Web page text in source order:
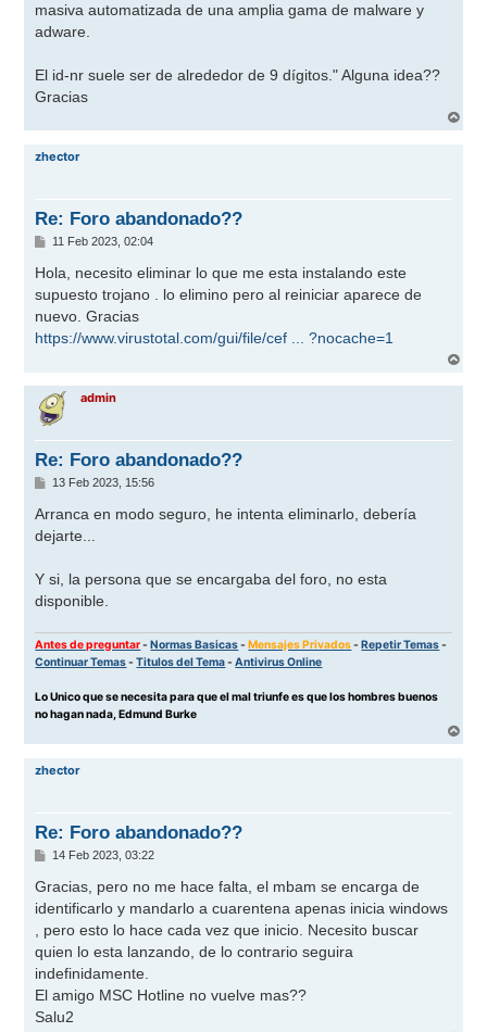
masiva automatizada de una amplia gama de malware y
adware.
El id-nr suele ser de alrededor de 9 dígitos." Alguna idea??
Gracias
r
zhector
Re: Foro abandonado??
M
n
s
a
e
11 Feb 2023, 02:04
Hola, necesito eliminar lo que me esta instalando este
supuesto trojano . lo elimino pero al reiniciar aparece de
nuevo. Gracias
https://www.virustotal.com/gui/file/cef ... ?nocache=1
r
admin
Re: Foro abandonado??
M
n
a
13 Feb 2023, 15:56
Arranca en modo seguro, he intenta eliminarlo, debería
dejarte...
Y si, la persona que se encargaba del foro, no esta
disponible.
Antes de preguntar-Normas Basicas-Mensajes Privados-Repetir Temas-
Continuar Temas-Titulos del Tema-Antivirus Online
Lo Unico que se necesita para que el mal triunfe es que los hombres buenos
no hagan nada, Edmund Burke
r
zhector
Re: Foro abandonado??
M
n
s
a
e
14 Feb 2023, 03:22
Gracias, pero no me hace falta, el mbam se encarga de
identificarlo y mandarlo a cuarentena apenas inicia windows
, pero esto lo hace cada vez que inicio. Necesito buscar
quien lo esta lanzando, de lo contrario seguira
indefinidamente.
El amigo MSC Hotline no vuelve mas??
Salu2